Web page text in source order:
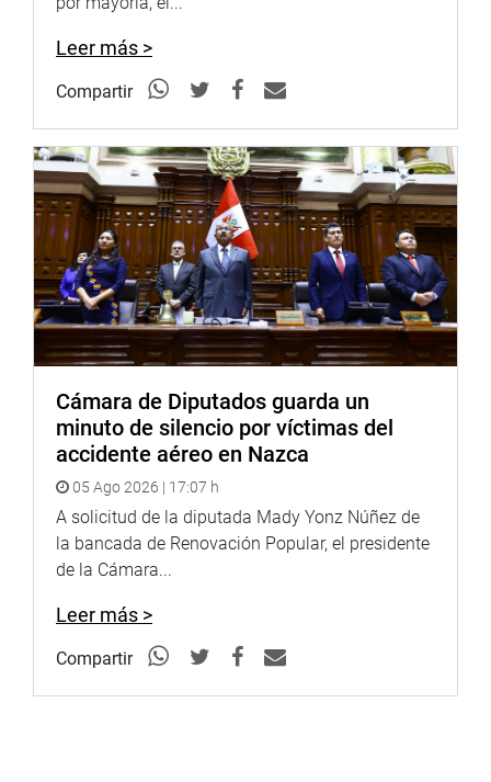
máximo apoyo a la Policía Nacional del Perú y sus
integrantes.
OFICINA DE COMUNICACIONES E IMAGEN
INSTITUCIONAL
Leer más >
Compartir
Cámara de Diputados guarda un
minuto de silencio por víctimas del
accidente aéreo en Nazca
05 Ago 2026 | 17:07 h
A solicitud de la diputada Mady Yonz Núñez de
la bancada de Renovación Popular, el presidente
de la Cámara...
Leer más >
Compartir